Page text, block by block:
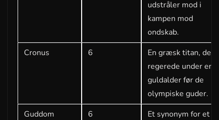
udstråler mod i
kampen mod
ondskab.
Cronus
6
En græsk titan, der
regerede under en
guldalder før de
olympiske guder.
Guddom
6
Et synonym for et